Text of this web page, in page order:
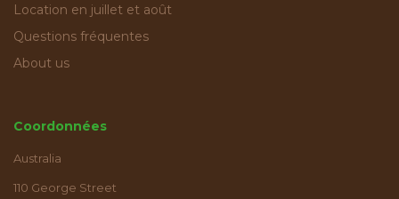
Location en juillet et août
Questions fréquentes
About us
Coordonnées
Australia
110 George Street